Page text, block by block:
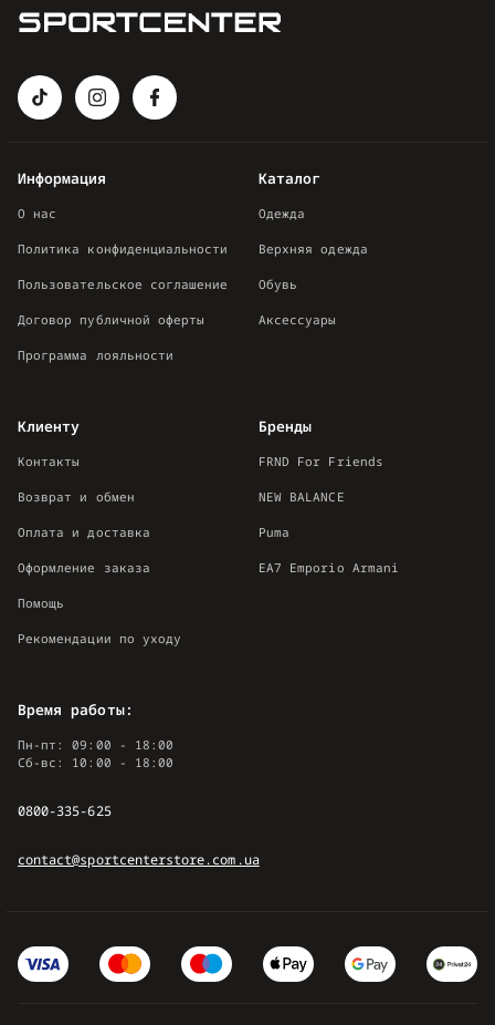
Каталог
Одежда
Верхняя одежда
Обувь
Аксессуары
Информация
О нас
Политика конфиденциальности
Пользовательское соглашение
Договор публичной оферты
Программа лояльности
Клиенту
Контакты
Возврат и обмен
Оплата и доставка
Оформление заказа
Помощь
Рекомендации по уходу
Бренды
FRND For Friends
NEW BALANCE
Puma
EA7 Emporio Armani
Время работы:
Пн-пт: 09:00 - 18:00
Сб-вс: 10:00 - 18:00
0800-335-625
contact@sportcenterstore.com.ua